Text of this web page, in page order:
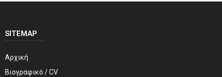
SITEMAP
Αρχική
Βιογραφικό / CV